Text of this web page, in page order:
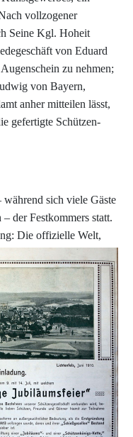
vollzogener
Seine Kgl. Hoheit
von Eduard
zu nehmen;
von Bayern,
anher mitteilen lässt,
gefertigte Schützen-
sich viele Gäste
der Festkommers statt.
Die offizielle Welt,